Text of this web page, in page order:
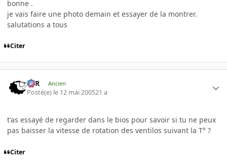
bonne .
je vais faire une photo demain et essayer de la montrer.
salutations a tous
Citer
KzR Ancien
Posté(e) le 12 mai 200521 a
t'as essayé de regarder dans le bios pour savoir si tu ne peux
pas baisser la vitesse de rotation des ventilos suivant la T° ?
Citer